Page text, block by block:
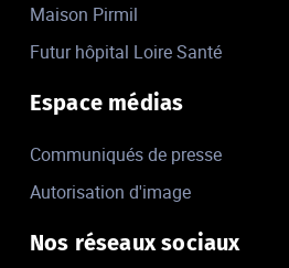
Maison Pirmil
Futur hôpital Loire Santé
Espace médias
Communiqués de presse
Autorisation d'image
Nos réseaux sociaux